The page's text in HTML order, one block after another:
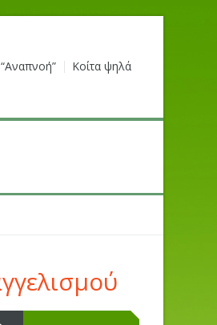
Κοίτα ψηλά